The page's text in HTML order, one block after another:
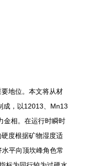
地位。本文将从材
成，以12013、Mn13
金相。在运行时瞬时
度根据矿物湿度适
平向顶坎峰角色常